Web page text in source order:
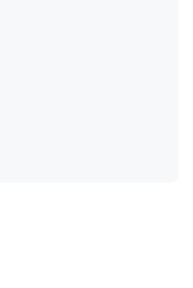
解し、各担当者と専門的
求められるため、広い知
ことが特徴です。
制
※2026年02月時点）